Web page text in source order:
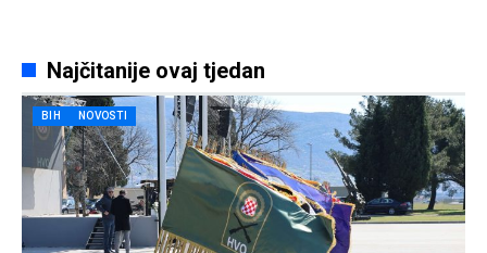
Najčitanije ovaj tjedan
BIH NOVOSTI